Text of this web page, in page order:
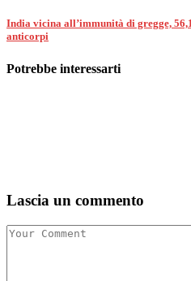
India vicina all’immunità di gregge,
anticorpi
Potrebbe interessarti
Lascia un commento